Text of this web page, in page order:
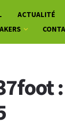
ACTUALITÉ